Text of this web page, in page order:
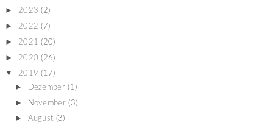
► 2023 (2)
► 2022 (7)
► 2021 (20)
► 2020 (26)
▼ 2019 (17)
► Dezember (1)
► November (3)
► August (3)